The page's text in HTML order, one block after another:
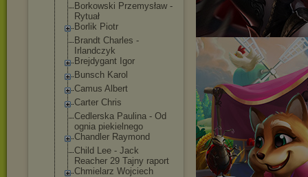
Borkowski Przemysław -
Rytuał
Borlik Piotr
Brandt Charles -
Irlandczyk
Brejdygant Igor
Bunsch Karol
Camus Albert
Carter Chris
Cedlerska Paulina - Od
ognia piekielnego
Chandler Raymond
Child Lee - Jack
Reacher 29 Tajny raport
Chmielarz Wojciech